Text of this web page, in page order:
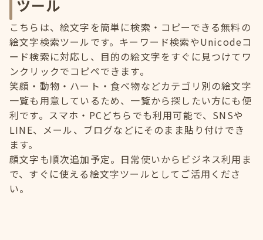
ツール
こちらは、絵文字を簡単に検索・コピーできる無料の
絵文字検索ツールです。キーワード検索やUnicodeコ
ード検索に対応し、目的の絵文字をすぐに見つけてワ
ンクリックでコピペできます。
笑顔・動物・ハート・食べ物などカテゴリ別の絵文字
一覧も用意しているため、一覧から探したい方にも便
利です。スマホ・PCどちらでも利用可能で、SNSや
LINE、メール、ブログなどにそのまま貼り付けでき
ます。
顔文字も順次追加予定。日常使いからビジネス利用ま
で、すぐに使える絵文字ツールとしてご活用くださ
い。